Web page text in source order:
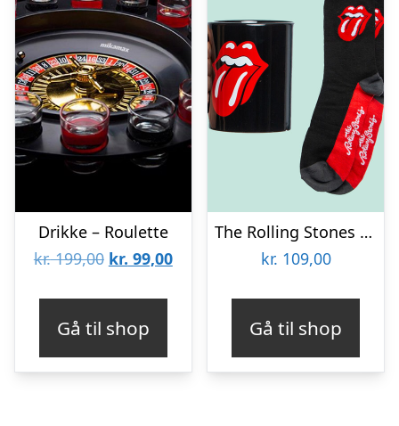
Drikke – Roulette
kr.199,00 Den
kr. 199,00.
kr. 99,00Den
kr. 99,00.
Gå til shop
The Rolling Stones Krus & Strømper Gavesæt
kr. 109,00
Gå til shop